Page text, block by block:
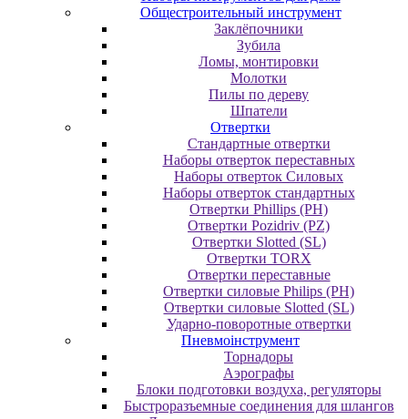
Общестроительный инструмент
Заклёпочники
Зубила
Ломы, монтировки
Молотки
Пилы по дереву
Шпатели
Отвертки
Cтандартные отвертки
Наборы отверток переставных
Наборы отверток Силовых
Наборы отверток стандартных
Отвертки Phillips (PH)
Отвертки Pozidriv (PZ)
Отвертки Slotted (SL)
Отвертки TORX
Отвертки переставные
Отвертки силовые Philips (PH)
Отвертки силовые Slotted (SL)
Ударно-поворотные отвертки
Пневмоінструмент
Topнaдopы
Аэрографы
Блоки подготовки воздуха, регуляторы
Быстроразъемные соединения для шлангов